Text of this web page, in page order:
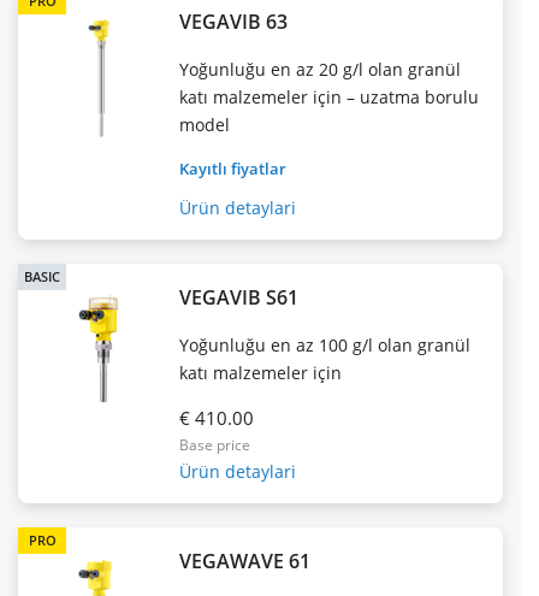
VEGAVIB 63
Yoğunluğu en az 20 g/l olan granül
katı malzemeler için – uzatma borulu
model
Kayıtlı fiyatlar
Ürün detaylari
BASIC
VEGAVIB S61
Yoğunluğu en az 100 g/l olan granül
katı malzemeler için
€ 410.00
Base price
Ürün detaylari
PRO
VEGAWAVE 61